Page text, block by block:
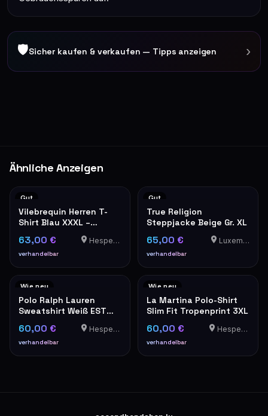
🛡Sicher kaufen & verkaufen — Tipps anzeigen ›
Ähnliche Anzeigen
Gut
Vilebrequin Herren T-
Shirt Blau XXXL –
63,00 €
verhandelbar
Hesperange
Gut
True Religion
Steppjacke Beige Gr. XL
65,00 €
verhandelbar
Luxemburg
Wie neu
Polo Ralph Lauren
Sweatshirt Weiß EST
MCMLXVII Wappen XL
60,00 €
verhandelbar
Hesperange
Wie neu
La Martina Polo-Shirt
Slim Fit Tropenprint 3XL
60,00 €
verhandelbar
Hesperange